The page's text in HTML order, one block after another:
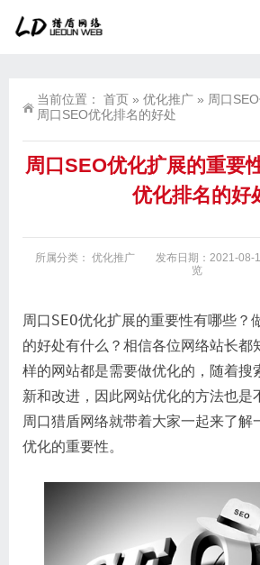
当前位置： 首页 » 优化推广 » 周口
周口SEO优化排名的好处
周口SEO优化扩展的重要
优化排名的好
所属分类： 优化推广 发布日期：2021-08-
览
周口SEO优化扩展的重要性有哪些？
的好处有什么？相信各位网络站长都
样的网站都是需要做优化的，随着搜
新和改进，因此网站优化的方法也是
周口猎盾网络就带着大家一起来了
优化的重要性。